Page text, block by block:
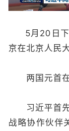
5月20日
京在北京人民
两国元首在
习近平首先
战略协作伙伴